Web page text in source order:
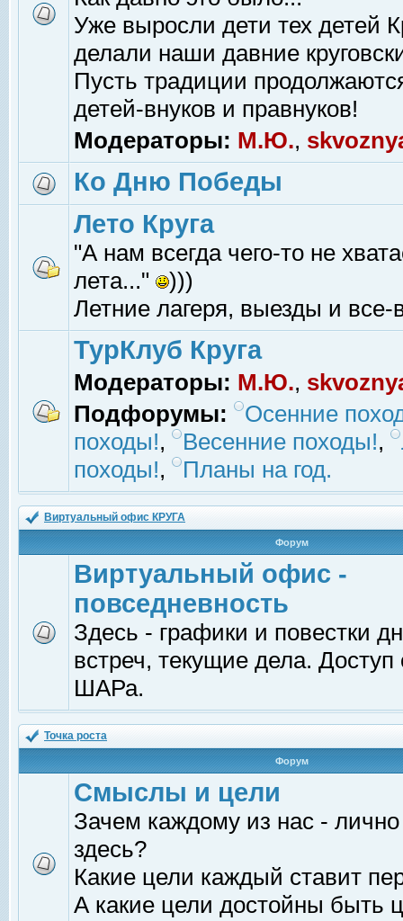
Уже выросли дети тех детей
делали наши давние
Пусть традиции
детей-внуков и правнуков!
Модераторы: М.Ю.,
Ко Дню Победы
Лето Круга
"А нам всегда чего-то не
лета..."
)))
Летние лагеря, выезды и все-
ТурКлуб Круга
Модераторы: М.Ю.,
Подфорумы:
Осенние
походы!, Весенние походы!,
походы!, Планы на год.
Виртуальный офис КРУГА
Форум
Виртуальный офис -
повседневность
Здесь - графики и повестки
встреч, текущие дела.
ШАРа.
Точка роста
Форум
Смыслы и цели
Зачем каждому из нас -
здесь?
Какие цели каждый ставит
А какие цели достойны быть